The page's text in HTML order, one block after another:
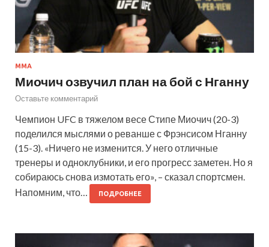
ММА
Миочич озвучил план на бой с Нганну
Оставьте комментарий
Чемпион UFC в тяжелом весе Стипе Миочич (20-3)
поделился мыслями о реванше с Фрэнсисом Нганну
(15-3). «Ничего не изменится. У него отличные
тренеры и одноклубники, и его прогресс заметен. Но я
собираюсь снова измотать его», – сказал спортсмен.
Напомним, что…
ПОДРОБНЕЕ